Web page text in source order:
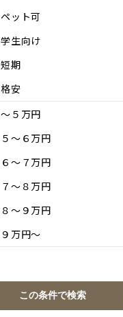
ペット可
学生向け
短期
格安
～５万円
５〜６万円
６〜７万円
７〜８万円
８〜９万円
９万円～